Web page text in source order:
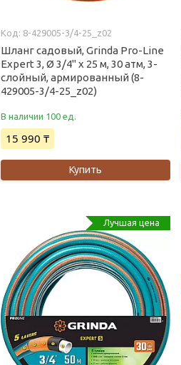
8-429005-3/4-25_z02
Шланг садовый, Grinda Pro-Line
Expert 3, Ø 3/4" х 25 м, 30 атм, 3-
слойный, армированный (8-
429005-3/4-25_z02)
В наличии 100 ед.
15 990 ₸
Купить
Лучшая цена